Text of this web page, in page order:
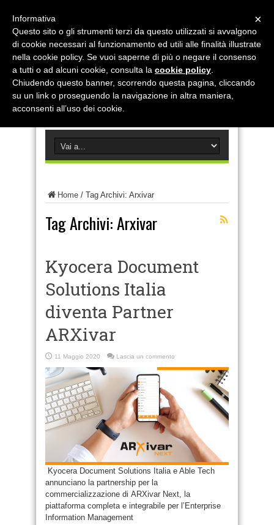
Home / Tag Archivi: Arxivar
Tag Archivi:Arxivar
Kyocera Document
Solutions Italia
diventa Partner
ARXivar
11 Maggio 2020 Lascia un commento
Kyocera Document Solutions Italia e Able Tech
annunciano la partnership per la
commercializzazione di ARXivar Next, la
piattaforma completa e integrabile per l’Enterprise
Information Management
×
Informativa
Questo sito o gli strumenti terzi da questo utilizzati si avvalgono
di cookie necessari al funzionamento ed utili alle finalità illustrate
nella cookie policy. Se vuoi saperne di più o negare il consenso
a tutti o ad alcuni cookie, consulta la cookie policy
Chiudendo questo banner, scorrendo questa pagina, cliccando
su un link o proseguendo la navigazione in altra maniera,
acconsenti all’uso dei cookie.